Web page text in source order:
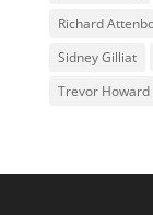
Richard
Sidney Gilliat
Trevor Howard